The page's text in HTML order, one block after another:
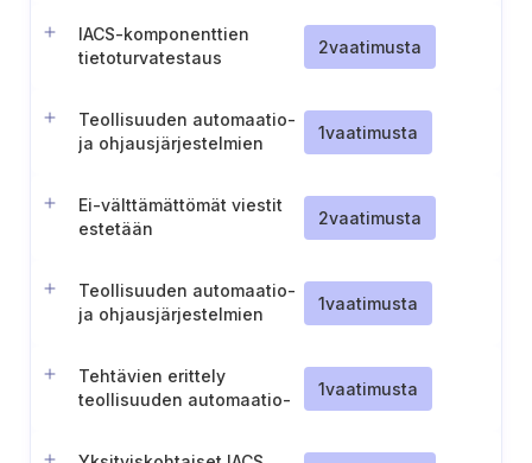
IACS-komponenttien
tietoturvatestaus
2vaatimusta
Teollisuuden automaatio-
ja ohjausjärjestelmien
1vaatimusta
Ei-välttämättömät viestit
estetään
2vaatimusta
Teollisuuden automaatio-
ja ohjausjärjestelmien
1vaatimusta
Tehtävien erittely
teollisuuden automaatio-
1vaatimusta